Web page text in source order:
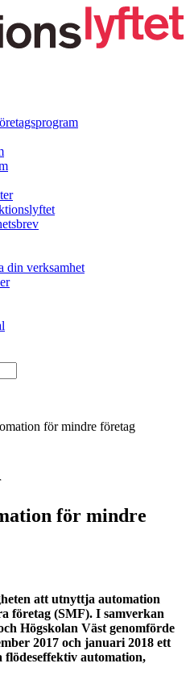
din verksamhet
för mindre företag
för mindre
att utnyttja automation
företag (SMF). I samverkan
Högskolan Väst genomförde
2017 och januari 2018 ett
automation,